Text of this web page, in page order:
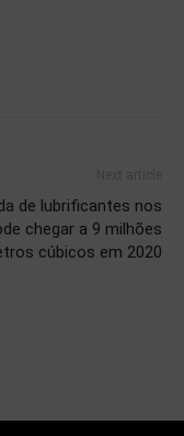
de lubrificantes nos
chegar a 9 milhões
cúbicos em 2020